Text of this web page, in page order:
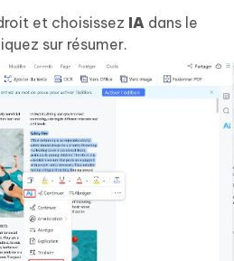
et choisissez IA dans le
sur résumer.